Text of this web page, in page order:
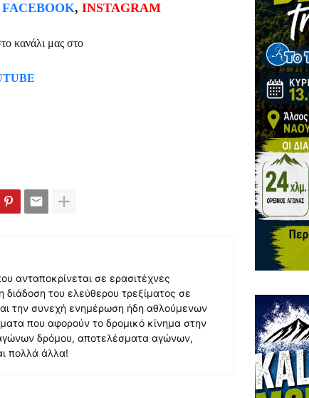
FACEBOOK, INSTAGRAM
κανάλι μας στο
ανταποκρίνεται σε ερασιτέχνες
του ελεύθερου τρεξίματος σε
την συνεχή ενημέρωση ήδη αθλούμενων
που αφορούν το δρομικό κίνημα στην
δρόμου, αποτελέσματα αγώνων,
πολλά άλλα!